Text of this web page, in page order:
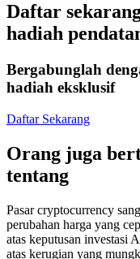
Copy Trading
Bergabunglah
Daftar
hadiah
Bergabunglah
hadiah eksklusif
Daftar Sekarang
Orang juga
tentang
Pasar cryptocurrency
perubahan harga yang
atas keputusan investasi
atas kerugian yang